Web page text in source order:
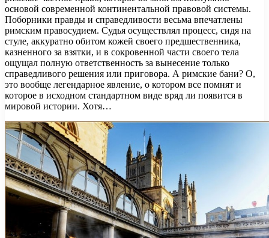
основой современной континентальной правовой системы.
Поборники правды и справедливости весьма впечатлены
римским правосудием. Судья осуществлял процесс, сидя на
стуле, аккуратно обитом кожей своего предшественника,
казненного за взятки, и в сокровенной части своего тела
ощущал полную ответственность за вынесение только
справедливого решения или приговора. А римские бани? О,
это вообще легендарное явление, о котором все помнят и
которое в исходном стандартном виде вряд ли появится в
мировой истории. Хотя…